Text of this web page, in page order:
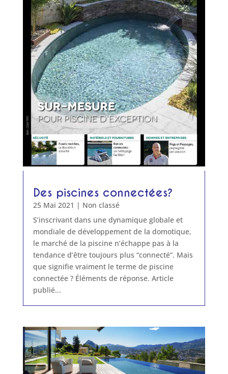
Des piscines connectées?
25 Mai 2021 | Non classé
S’inscrivant dans une dynamique globale et
mondiale de développement de la domotique,
le marché de la piscine n’échappe pas à la
tendance d’être toujours plus “connecté”. Mais
que signifie vraiment le terme de piscine
connectée ? Éléments de réponse. Article
publié...